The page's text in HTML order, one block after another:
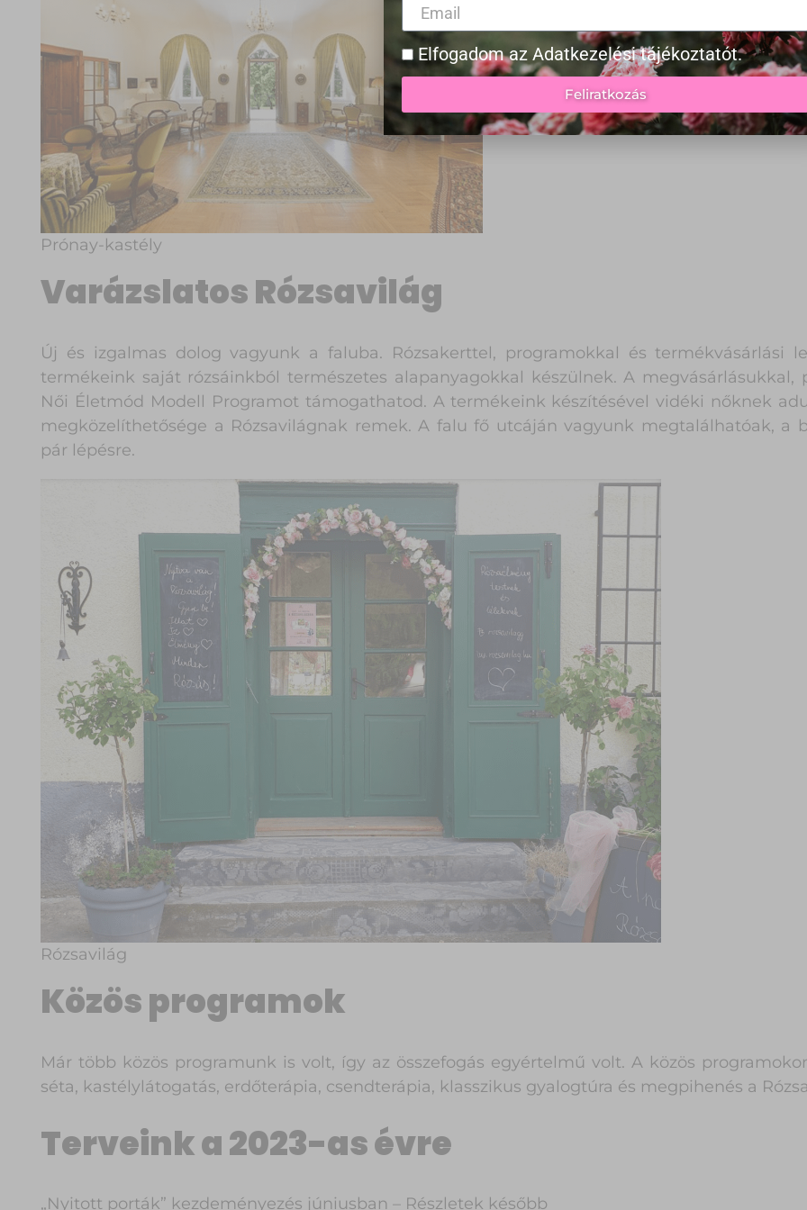
Prónay-kastély
Varázslatos Rózsavilág
Új és izgalmas dolog vagyunk a faluba. Rózsakerttel, programokkal és termékvásárlási
termékeink saját rózsáinkból természetes alapanyagokkal készülnek. A megvásárlásukkal,
Női Életmód Modell Programot támogathatod. A termékeink készítésével vidéki nőknek
megközelíthetősége a Rózsavilágnak remek. A falu fő utcáján vagyunk megtalálhatóak, a
pár lépésre.
Rózsavilág
Közös programok
Már több közös programunk is volt, így az összefogás egyértelmű volt. A közös
séta, kastélylátogatás, erdőterápia, csendterápia, klasszikus gyalogtúra és megpihenés a
Terveink a 2023-as évre
„Nyitott porták” kezdeményezés júniusban – Részletek később
Elfogadom az Adatkezelési tájékoztatót.
Feliratkozás